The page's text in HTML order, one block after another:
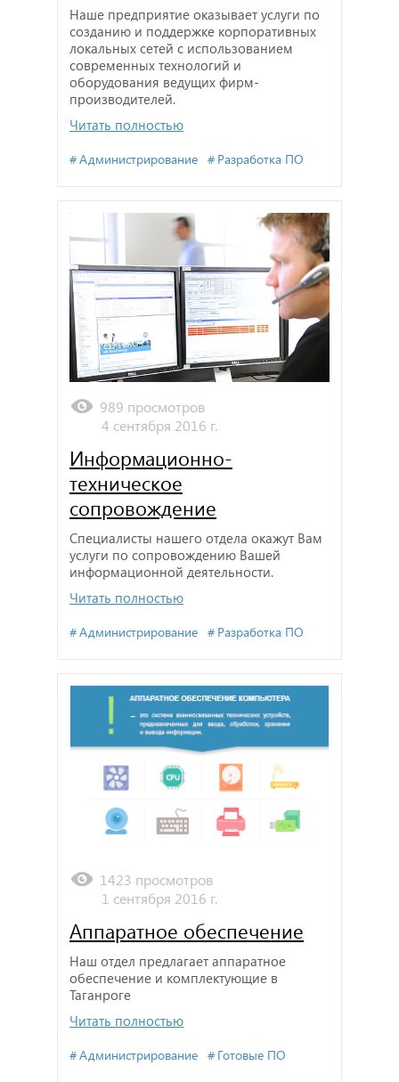
Наше предприятие оказывает услуги по
созданию и поддержке корпоративных
локальных сетей с использованием
современных технологий и
оборудования ведущих фирм-
производителей.
Читать полностью
Администрирование Разработка ПО
989 просмотров
4 сентября 2016 г.
Информационно-
техническое
сопровождение
Специалисты нашего отдела окажут Вам
услуги по сопровождению Вашей
информационной деятельности.
Читать полностью
Администрирование Разработка ПО
1423 просмотров
1 сентября 2016 г.
Аппаратное обеспечение
Наш отдел предлагает аппаратное
обеспечение и комплектующие в
Таганроге
Читать полностью
Администрирование Готовые ПО